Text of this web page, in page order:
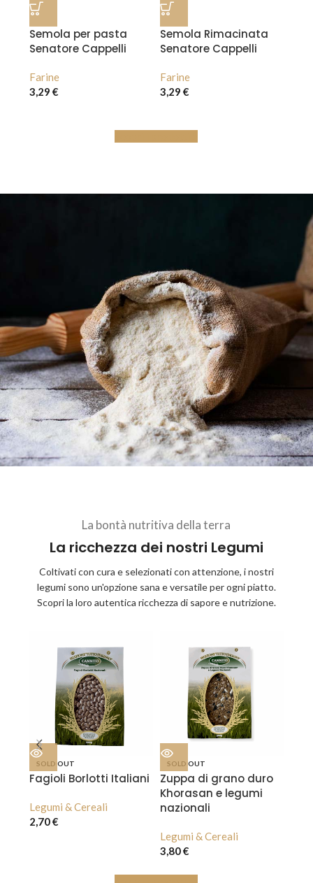
Semola per pasta
Senatore Cappelli
Farine
3,29 €
Semola Rimacinata
Senatore Cappelli
Farine
3,29€
La bontà nutritiva della terra
La ricchezza dei nostri Legumi
Coltivati con cura e selezionati con attenzione, i nostri
legumi sono un'opzione sana e versatile per ogni piatto.
Scopri la loro autentica ricchezza di sapore e nutrizione.
SOLD OUT
Fagioli Borlotti Italiani
Legumi & Cereali
2,70€
SOLD OUT
Zuppa di grano duro
Khorasan e legumi
nazionali
Legumi & Cereali
3,80€